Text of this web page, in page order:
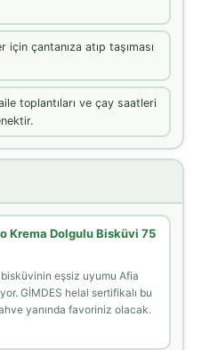
çantanıza atıp taşıması
toplantıları ve çay saatleri
Krema Dolgulu Bisküvi 75
bisküvinin eşsiz uyumu Afia
GİMDES helal sertifikalı bu
yanında favoriniz olacak.